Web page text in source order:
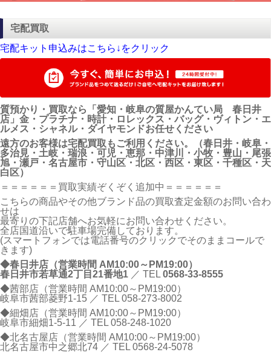
宅配買取
宅配キット申込みはこちら↓をクリック
質預かり・買取なら「愛知・岐阜の質屋かんてい局 春日井
店」金・プラチナ・時計・ロレックス・バッグ・ヴィトン・エ
ルメス・シャネル・ダイヤモンドお任せください
遠方のお客様は宅配買取もご利用ください。（春日井・岐阜・
多治見・土岐・瑞浪・可児・恵那・中津川・小牧・豊山・尾張
旭・瀬戸・名古屋市・守山区・北区・西区・東区・千種区・天
白区）
＝＝＝＝＝＝買取実績ぞくぞく追加中＝＝＝＝＝＝
こちらの商品やその他ブランド品の買取査定金額のお問い合わ
せは
最寄りの下記店舗へお気軽にお問い合わせください。
全店国道沿いで駐車場完備しております。
(スマートフォンでは電話番号のクリックでそのままコールで
きます)
◆春日井店（営業時間 AM10:00～PM19:00）
春日井市若草通2丁目21番地1 ／ TEL 0568-33-8555
◆茜部店（営業時間 AM10:00～PM19:00）
岐阜市茜部菱野1-15 ／ TEL 058-273-8002
◆細畑店（営業時間 AM10:00～PM19:00）
岐阜市細畑1-5-11 ／ TEL 058-248-1020
◆北名古屋店（営業時間 AM10:00～PM19:00）
北名古屋市中之郷北74 ／ TEL 0568-24-5078